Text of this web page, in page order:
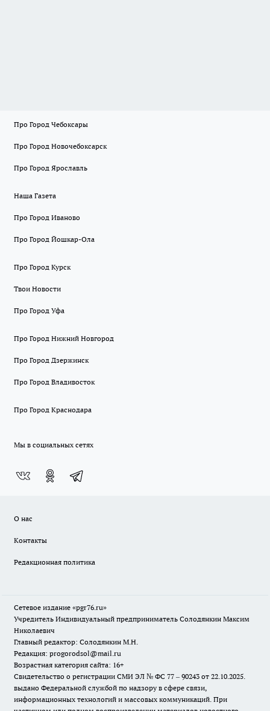
Про Город Чебоксары
Про Город Новочебоксарск
Про Город Ярославль
Наша Газета
Про Город Иваново
Про Город Йошкар-Ола
Про Город Курск
Твои Новости
Про Город Уфа
Про Город Нижний Новгород
Про Город Дзержинск
Про Город Владивосток
Про Город Краснодара
Мы в социальных сетях
О нас
Контакты
Редакционная политика
Сетевое издание «pgr76.ru»
Учредитель Индивидуальный предприниматель Солодянкин Максим
Николаевич
Главный редактор: Солодянкин М.Н.
Редакция: progorodsol@mail.ru
Возрастная категория сайта: 16+
Свидетельство о регистрации СМИ ЭЛ № ФС 77 – 90243 от 22.10.2025.
выдано Федеральной службой по надзору в сфере связи,
информационных технологий и массовых коммуникаций. При